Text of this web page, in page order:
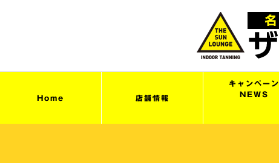
Home 店舗情報
キャンペーン
NEWS